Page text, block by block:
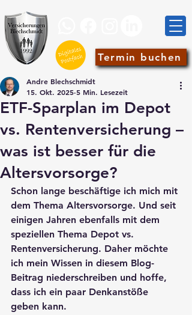
Termin buchen
ETF-Sparplan im Depot
vs. Rentenversicherung –
was ist besser für die
Altersvorsorge?
Andre Blechschmidt
15. Okt. 2025 5 Min. Lesezeit
Schon lange beschäftige ich mich mit
dem Thema Altersvorsorge. Und seit
einigen Jahren ebenfalls mit dem
speziellen Thema Depot vs.
Rentenversicherung. Daher möchte
ich mein Wissen in diesem Blog-
Beitrag niederschreiben und hoffe,
dass ich ein paar Denkanstöße
geben kann.